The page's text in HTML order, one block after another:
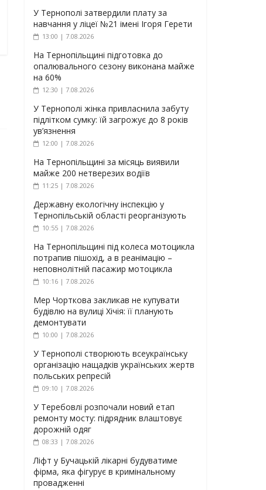
У Тернополі затвердили плату за
навчання у ліцеї №21 імені Ігоря Герети
13:00 | 7.08.2026
На Тернопільщині підготовка до
опалювального сезону виконана майже
на 60%
12:30 | 7.08.2026
У Тернополі жінка привласнила забуту
підлітком сумку: їй загрожує до 8 років
ув’язнення
12:00 | 7.08.2026
На Тернопільщині за місяць виявили
майже 200 нетверезих водіїв
11:25 | 7.08.2026
Державну екологічну інспекцію у
Тернопільській області реорганізують
10:55 | 7.08.2026
На Тернопільщині під колеса мотоцикла
потрапив пішохід, а в реанімацію –
неповнолітній пасажир мотоцикла
10:16 | 7.08.2026
Мер Чорткова закликав не купувати
будівлю на вулиці Хічія: її планують
демонтувати
10:00 | 7.08.2026
У Тернополі створюють всеукраїнську
організацію нащадків українських жертв
польських репресій
09:10 | 7.08.2026
У Теребовлі розпочали новий етап
ремонту мосту: підрядник влаштовує
дорожній одяг
08:33 | 7.08.2026
Ліфт у Бучацькій лікарні будуватиме
фірма, яка фігурує в кримінальному
провадженні